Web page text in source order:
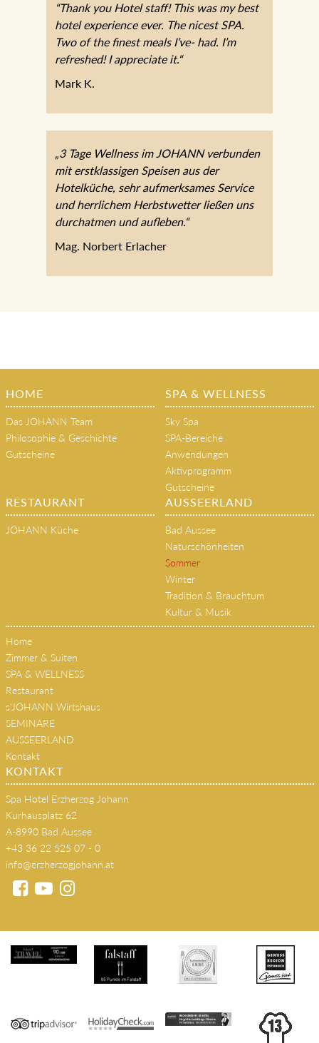
finest meals I’ve- had. I’m refreshed! I
appreciate it.“
Mark K.
aufmerksames Service und herrlichem
Herbstwetter ließen uns durchatmen und
aufleben.“
Mag. Norbert Erlacher
Philosophie & Geschichte
Gutscheine
SPA-Bereiche
Anwendungen
Aktivprogramm
Gutscheine
AUSSEERLAND
Naturschönheiten
Sommer
Winter
Tradition & Brauchtum
Kultur & Musik
Zimmer & Suiten
SPA & WELLNESS
Restaurant
s'JOHANN Wirtshaus
SEMINARE
AUSSEERLAND
Kontakt
KONTAKT
Kurhausplatz 62
A-8990 Bad Aussee
+43 36 22 525 07 - 0
info@erzherzogjohann.at